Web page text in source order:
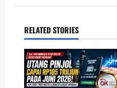
v
i
g
RELATED STORIES